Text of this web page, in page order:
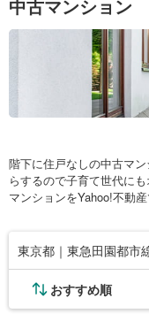
中古マンション
階下に住戸なしの中古マ
らするので子育て世代に
マンションをYahoo!不動産
東京都｜東急田園都市
おすすめ順